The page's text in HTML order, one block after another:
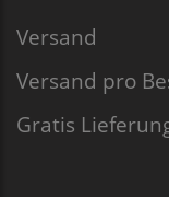
Versand
Versand pro
Gratis